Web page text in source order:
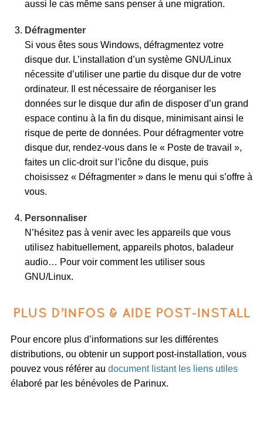
aussi le cas même sans penser à une migration.
Défragmenter
Si vous êtes sous Windows, défragmentez votre
disque dur. L’installation d’un système GNU/Linux
nécessite d’utiliser une partie du disque dur de votre
ordinateur. Il est nécessaire de réorganiser les
données sur le disque dur afin de disposer d’un grand
espace continu à la fin du disque, minimisant ainsi le
risque de perte de données. Pour défragmenter votre
disque dur, rendez-vous dans le « Poste de travail »,
faites un clic-droit sur l’icône du disque, puis
choisissez « Défragmenter » dans le menu qui s’offre à
vous.
Personnaliser
N’hésitez pas à venir avec les appareils que vous
utilisez habituellement, appareils photos, baladeur
audio… Pour voir comment les utiliser sous
GNU/Linux.
PLUS D’INFOS & AIDE POST-INSTALL
Pour encore plus d’informations sur les différentes
distributions, ou obtenir un support post-installation, vous
pouvez vous référer au document listant les liens utiles
élaboré par les bénévoles de Parinux.